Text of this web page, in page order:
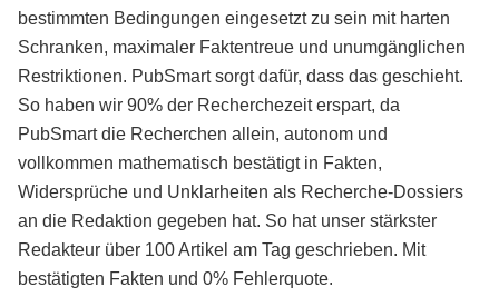
bestimmten Bedingungen eingesetzt zu sein mit harten
Schranken, maximaler Faktentreue und unumgänglichen
Restriktionen. PubSmart sorgt dafür, dass das geschieht.
So haben wir 90% der Recherchezeit erspart, da
PubSmart die Recherchen allein, autonom und
vollkommen mathematisch bestätigt in Fakten,
Widersprüche und Unklarheiten als Recherche-Dossiers
an die Redaktion gegeben hat. So hat unser stärkster
Redakteur über 100 Artikel am Tag geschrieben. Mit
bestätigten Fakten und 0% Fehlerquote.